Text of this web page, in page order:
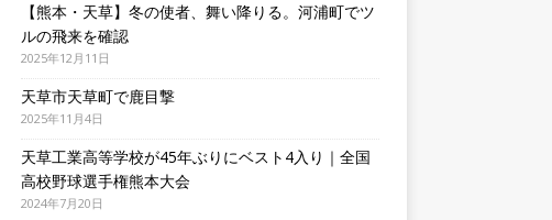
【熊本・天草】冬の使者、舞い降りる。河浦町でツ
ルの飛来を確認
2025年12月11日
天草市天草町で鹿目撃
2025年11月4日
天草工業高等学校が45年ぶりにベスト4入り｜全国
高校野球選手権熊本大会
2024年7月20日